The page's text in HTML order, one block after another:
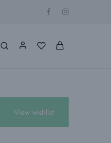
View wishlist